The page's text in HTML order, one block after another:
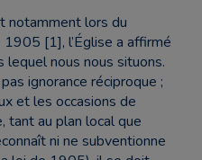
notamment lors du
[1], l’Église a affirmé
lequel nous nous situons.
ignorance réciproque ;
et les occasions de
tant au plan local que
ni ne subventionne